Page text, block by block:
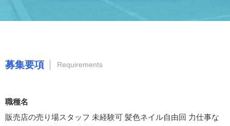
募集要項 Requirements
職種名
販売店の売り場スタッフ 未経験可 髪色ネイル自由回 力仕事な